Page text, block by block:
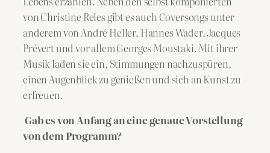
von Christine Reles gibt es auch Coversongs unter
anderem von André Heller, Hannes Wader, Jacques
Prévert und vor allem Georges Moustaki. Mit ihrer
Musik laden sie ein, Stimmungen nachzuspüren,
einen Augenblick zu genießen und sich an Kunst zu
erfreuen.
Gab es von Anfang an eine genaue Vorstellung
von dem Programm?